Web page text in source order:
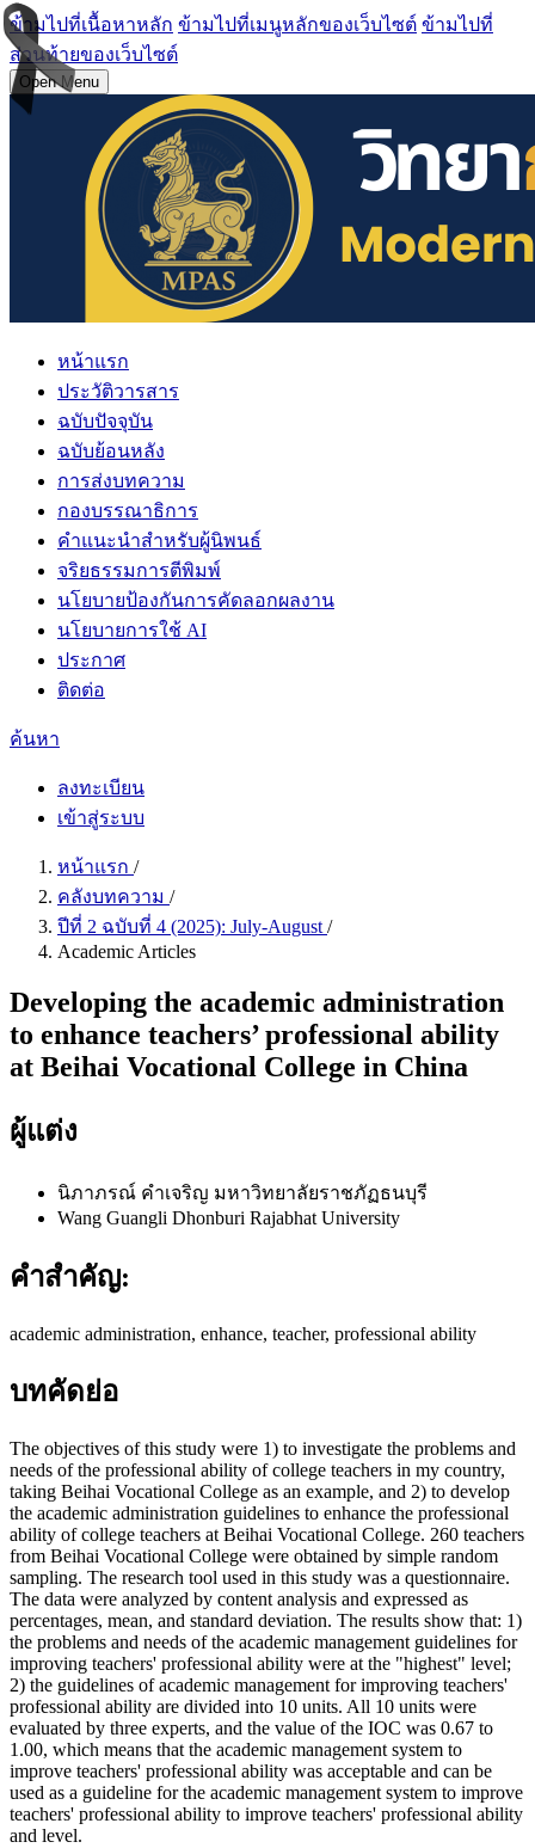
ข้ามไปที่เนื้อหาหลัก ข้ามไปที่เมนูหลักของเว็บไซต์ ข้ามไปที่
ส่วนท้ายของเว็บไซต์
Open Menu
หน้าแรก
ประวัติวารสาร
ฉบับปัจจุบัน
ฉบับย้อนหลัง
การส่งบทความ
กองบรรณาธิการ
คำแนะนำสำหรับผู้นิพนธ์
จริยธรรมการตีพิมพ์
นโยบายป้องกันการคัดลอกผลงาน
นโยบายการใช้ AI
ประกาศ
ติดต่อ
ค้นหา
ลงทะเบียน
เข้าสู่ระบบ
หน้าแรก /
คลังบทความ /
ปีที่ 2 ฉบับที่ 4 (2025): July-August /
Academic Articles
Developing the academic administration
to enhance teachers’ professional ability
at Beihai Vocational College in China
ผู้แต่ง
นิภาภรณ์ คำเจริญ มหาวิทยาลัยราชภัฏธนบุรี
Wang Guangli Dhonburi Rajabhat University
คำสำคัญ:
academic administration, enhance, teacher, professional ability
บทคัดย่อ
The objectives of this study were 1) to investigate the problems and
needs of the professional ability of college teachers in my country,
taking Beihai Vocational College as an example, and 2) to develop
the academic administration guidelines to enhance the professional
ability of college teachers at Beihai Vocational College. 260 teachers
from Beihai Vocational College were obtained by simple random
sampling. The research tool used in this study was a questionnaire.
The data were analyzed by content analysis and expressed as
percentages, mean, and standard deviation. The results show that: 1)
the problems and needs of the academic management guidelines for
improving teachers' professional ability were at the "highest" level;
2) the guidelines of academic management for improving teachers'
professional ability are divided into 10 units. All 10 units were
evaluated by three experts, and the value of the IOC was 0.67 to
1.00, which means that the academic management system to
improve teachers' professional ability was acceptable and can be
used as a guideline for the academic management system to improve
teachers' professional ability to improve teachers' professional ability
and level.